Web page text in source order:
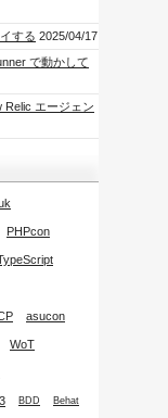
する 2025/04/17
で動かして
Relic エージェン
PHPcon
asucon
WoT
BDD Behat